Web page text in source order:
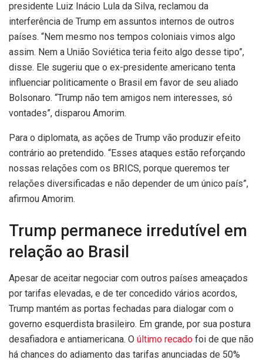
presidente Luiz Inácio Lula da Silva, reclamou da
interferência de Trump em assuntos internos de outros
países. “Nem mesmo nos tempos coloniais vimos algo
assim. Nem a União Soviética teria feito algo desse tipo”,
disse. Ele sugeriu que o ex-presidente americano tenta
influenciar politicamente o Brasil em favor de seu aliado
Bolsonaro. “Trump não tem amigos nem interesses, só
vontades”, disparou Amorim.
Para o diplomata, as ações de Trump vão produzir efeito
contrário ao pretendido. “Esses ataques estão reforçando
nossas relações com os BRICS, porque queremos ter
relações diversificadas e não depender de um único país”,
afirmou Amorim.
Trump permanece irredutível em
relação ao Brasil
Apesar de aceitar negociar com outros países ameaçados
por tarifas elevadas, e de ter concedido vários acordos,
Trump mantém as portas fechadas para dialogar com o
governo esquerdista brasileiro. Em grande, por sua postura
desafiadora e antiamericana. O último recado foi de que não
há chances do adiamento das tarifas anunciadas de 50%